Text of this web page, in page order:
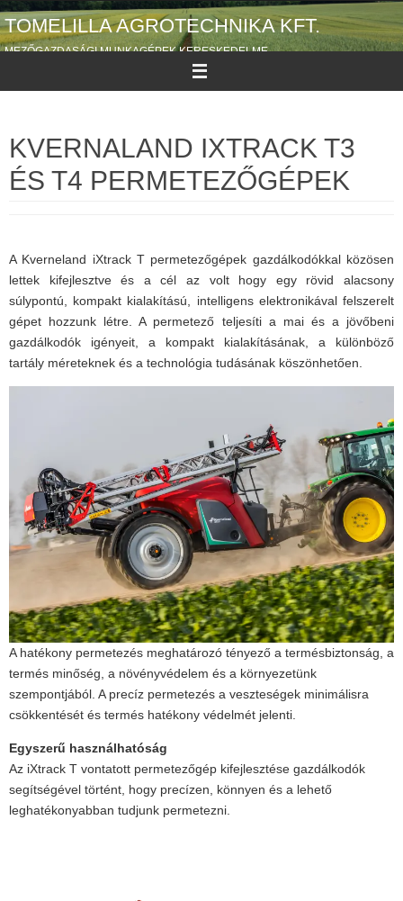
Megszakítás
TOMELILLA AGROTECHNIKA KFT.
MEZŐGAZDASÁGI MUNKAGÉPEK KERESKEDELME
KVERNALAND IXTRACK T3
ÉS T4 PERMETEZŐGÉPEK
A Kverneland iXtrack T permetezőgépek gazdálkodókkal közösen
lettek kifejlesztve és a cél az volt hogy egy rövid alacsony
súlypontú, kompakt kialakítású, intelligens elektronikával felszerelt
gépet hozzunk létre. A permetező teljesíti a mai és a jövőbeni
gazdálkodók igényeit, a kompakt kialakításának, a különböző
tartály méreteknek és a technológia tudásának köszönhetően.
A hatékony permetezés meghatározó tényező a termésbiztonság, a
termés minőség, a növényvédelem és a környezetünk
szempontjából. A precíz permetezés a veszteségek minimálisra
csökkentését és termés hatékony védelmét jelenti.
Egyszerű használhatóság
Az iXtrack T vontatott permetezőgép kifejlesztése gazdálkodók
segítségével történt, hogy precízen, könnyen és a lehető
leghatékonyabban tudjunk permetezni.